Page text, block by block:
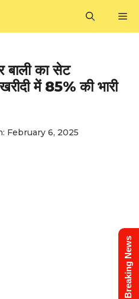
का सेट
में 85% की भारी
February 6, 2025
Breaking News